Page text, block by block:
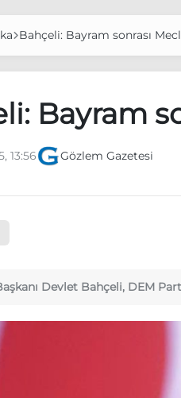
Bahçeli: Bayram sonrası
Bayram
13:56 Gözlem Gazetesi
Devlet Bahçeli, DEM